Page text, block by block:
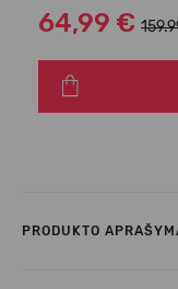
64,99 €
PRODUKTO